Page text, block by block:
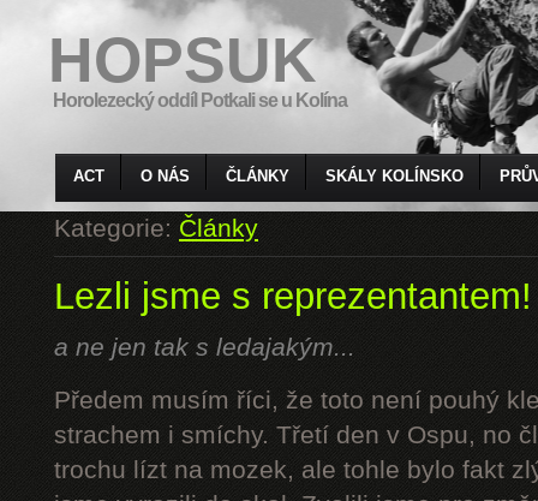
HOPSUK
Horolezecký oddíl Potkali se u Kolína
ACT O NÁS ČLÁNKY SKÁLY KOLÍNSKO
Kategorie:Články
Lezli jsme s reprezentantem!
a ne jen tak s ledajakým...
Předem musím říci, že toto není pouhý
strachem i smíchy. Třetí den v Ospu, no
trochu lízt na mozek, ale tohle bylo fakt